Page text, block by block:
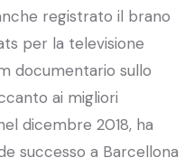
registrato il brano
per la televisione
documentario sullo
ai migliori
dicembre 2018, ha
successo a Barcellona